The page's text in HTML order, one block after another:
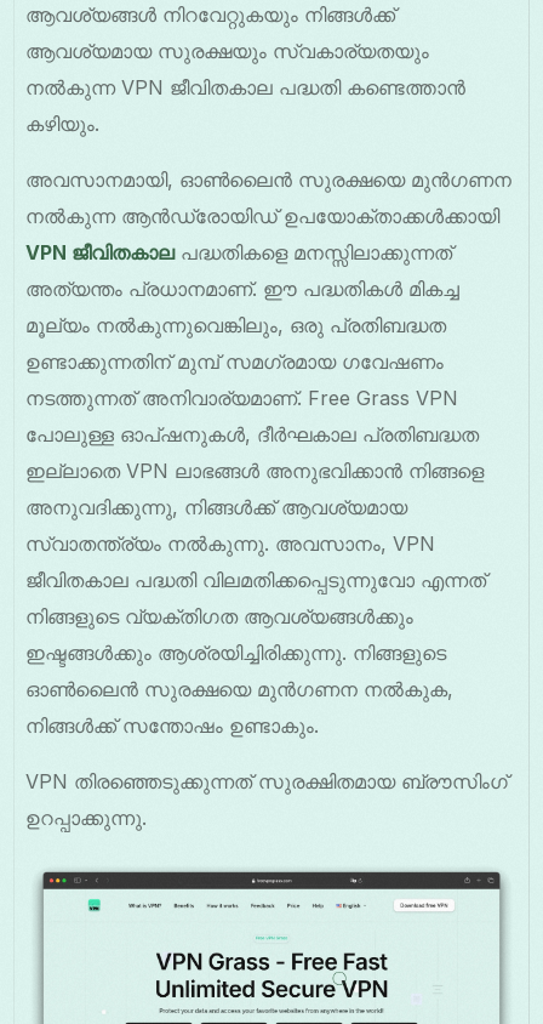
ആവശ്യങ്ങൾ നിറവേറ്റുകയും നിങ്ങൾക്ക്
ആവശ്യമായ സുരക്ഷയും സ്വകാര്യതയും
നൽകുന്ന VPN ജീവിതകാല പദ്ധതി കണ്ടെത്താൻ
കഴിയും.
അവസാനമായി, ഓൺലൈൻ സുരക്ഷയെ മുൻഗണന
നൽകുന്ന ആൻഡ്രോയിഡ് ഉപയോക്താക്കൾക്കായി
VPN ജീവിതകാലപദ്ധതികളെ മനസ്സിലാക്കുന്നത്
അത്യന്തം പ്രധാനമാണ്. ഈ പദ്ധതികൾ മികച്ച
മൂല്യം നൽകുന്നുവെങ്കിലും, ഒരു പ്രതിബദ്ധത
ഉണ്ടാക്കുന്നതിന് മുമ്പ് സമഗ്രമായ ഗവേഷണം
നടത്തുന്നത് അനിവാര്യമാണ്. Free Grass VPN
പോലുള്ള ഓപ്ഷനുകൾ, ദീർഘകാല പ്രതിബദ്ധത
ഇല്ലാതെ VPN ലാഭങ്ങൾ അനുഭവിക്കാൻ നിങ്ങളെ
അനുവദിക്കുന്നു, നിങ്ങൾക്ക് ആവശ്യമായ
സ്വാതന്ത്ര്യം നൽകുന്നു. അവസാനം, VPN
ജീവിതകാല പദ്ധതി വിലമതിക്കപ്പെടുന്നുവോ എന്നത്
നിങ്ങളുടെ വ്യക്തിഗത ആവശ്യങ്ങൾക്കും
ഇഷ്ടങ്ങൾക്കും ആശ്രയിച്ചിരിക്കുന്നു. നിങ്ങളുടെ
ഓൺലൈൻ സുരക്ഷയെ മുൻഗണന നൽകുക,
നിങ്ങൾക്ക് സന്തോഷം ഉണ്ടാകും.
VPN തിരഞ്ഞെടുക്കുന്നത് സുരക്ഷിതമായ ബ്രൗസിംഗ്
ഉറപ്പാക്കുന്നു.